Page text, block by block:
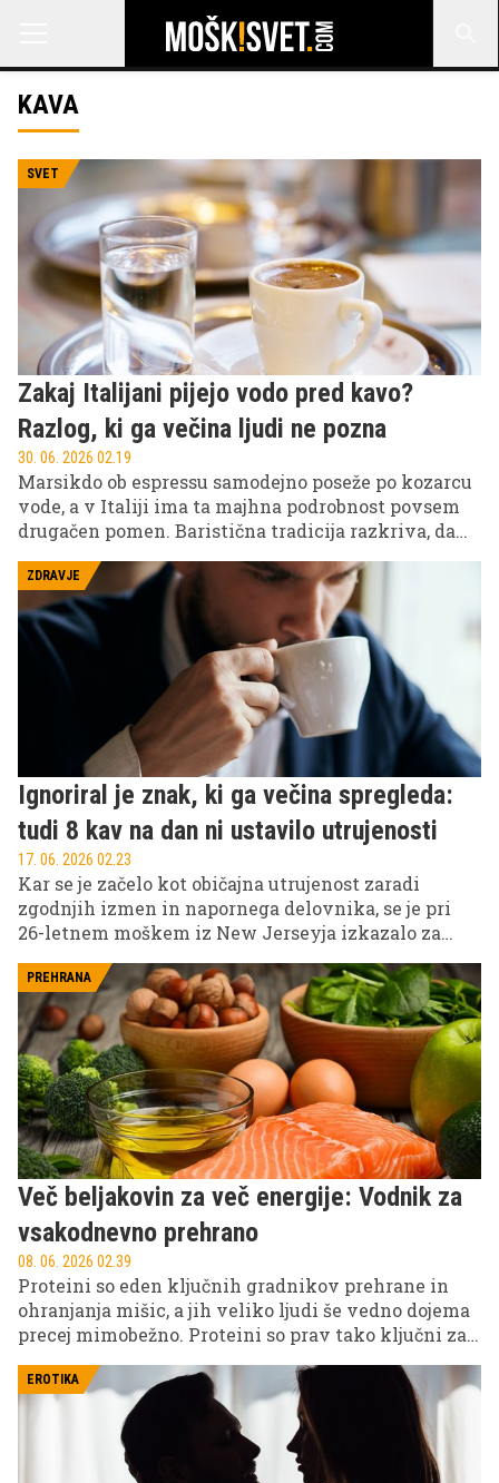
KAVA
SVET
Zakaj Italijani pijejo vodo pred kavo?
Razlog, ki ga večina ljudi ne pozna
30. 06. 2026 02.19
Marsikdo ob espressu samodejno poseže po kozarcu
vode, a v Italiji ima ta majhna podrobnost povsem
drugačen pomen. Baristična tradicija razkriva, da
uživanja kave.
ZDRAVJE
Ignoriral je znak, ki ga večina spregleda:
tudi 8 kav na dan ni ustavilo utrujenosti
17. 06. 2026 02.23
Kar se je začelo kot običajna utrujenost zaradi
zgodnjih izmen in napornega delovnika, se je pri
26-letnem moškem iz New Jerseyja izkazalo za
nekaj precej resnejšega.
PREHRANA
Več beljakovin za več energije: Vodnik za
vsakodnevno prehrano
08. 06. 2026 02.39
Proteini so eden ključnih gradnikov prehrane in
ohranjanja mišic, a jih veliko ljudi še vedno dojema
precej mimobežno. Proteini so prav tako ključni za
občutek sitosti, obnovo tkiv, stabilnejšo energijo čez
dan in splošno dobro počutje. Prav zato višji vnos
proteinov ni pomemben le za tiste, ki trenirajo,
ampak za vsakogar, ki želi jesti bolj uravnoteženo.
EROTIKA